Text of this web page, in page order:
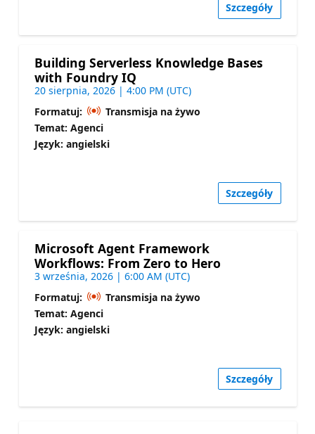
Szczegóły
Building Serverless Knowledge Bases
with Foundry IQ
20 sierpnia, 2026 | 4:00 PM (UTC)
Formatuj:
Transmisja na żywo
Temat: Agenci
Język: angielski
Szczegóły
Microsoft Agent Framework
Workflows: From Zero to Hero
3 września, 2026 | 6:00 AM (UTC)
Formatuj:
Transmisja na żywo
Temat: Agenci
Język: angielski
Szczegóły